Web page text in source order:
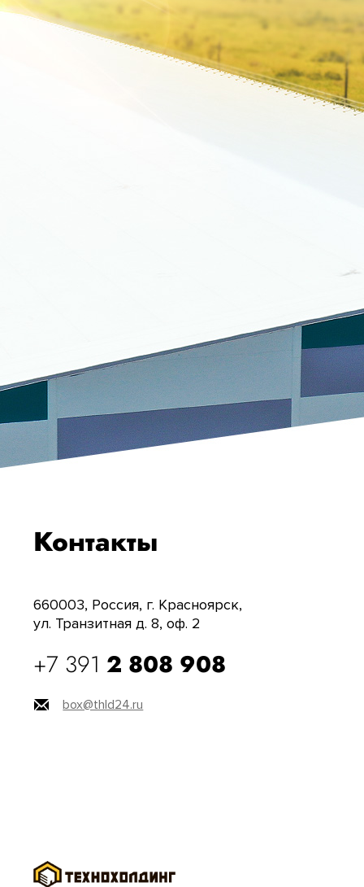
Контакты
660003, Россия, г. Красноярск,
ул. Транзитная д. 8, оф. 2
+7 3912 808 908
box@thld24.ru